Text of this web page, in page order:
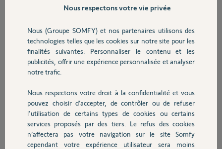
Sécurité
Domotique
Chauffage
Autres produits
avec la télécommande Telis 6 Chronis.
groupe B avec 2 volets différents du groupe A.
Les groupes fonctionnent correctement.
Toutefois j'aimerais pouvoir créer un groupe C reprenant l'ensemble
Dan
il y a plus de 9 ans
Participer au fil de discussion
Nous respectons votre vie privée
Nous (Groupe SOMFY) et nos partenaires utilisons des
technologies telles que les cookies sur notre site pour les
finalités suivantes: Personnaliser le contenu et les
publicités, offrir une expérience personnalisée et analyser
notre trafic.
Nous respectons votre droit à la confidentialité et vous
pouvez choisir d’accepter, de contrôler ou de refuser
l'utilisation de certains types de cookies ou certains
services proposés par des tiers. Le refus des cookies
n’affectera pas votre navigation sur le site Somfy
cependant votre expérience utilisateur sera moins